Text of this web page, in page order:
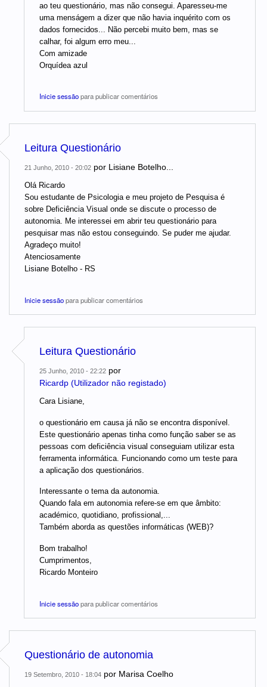
ao teu questionário, mas não consegui. Aparesseu-me
uma menságem a dizer que não havia inquérito com os
dados fornecidos... Não percebi muito bem, mas se
calhar, foi algum erro meu...
Com amizade
Orquídea azul
Inicie sessãopara publicar comentários
Leitura Questionário
21 Junho, 2010 - 20:02 por Lisiane Botelho...
Olá Ricardo
Sou estudante de Psicologia e meu projeto de Pesquisa é
sobre Deficiência Visual onde se discute o processo de
autonomia. Me interessei em abrir teu questionário para
pesquisar mas não estou conseguindo. Se puder me ajudar.
Agradeço muito!
Atenciosamente
Lisiane Botelho - RS
Inicie sessãopara publicar comentários
Leitura Questionário
25 Junho, 2010 - 22:22 por
Ricardp (Utilizador não registado)
Cara Lisiane,
o questionário em causa já não se encontra disponível.
Este questionário apenas tinha como função saber se as
pessoas com deficiência visual conseguiam utilizar esta
ferramenta informática. Funcionando como um teste para
a aplicação dos questionários.
Interessante o tema da autonomia.
Quando fala em autonomia refere-se em que âmbito:
académico, quotidiano, profissional,...
Também aborda as questões informáticas (WEB)?
Bom trabalho!
Cumprimentos,
Ricardo Monteiro
Inicie sessãopara publicar comentários
Questionário de autonomia
19 Setembro, 2010 - 18:04 por Marisa Coelho